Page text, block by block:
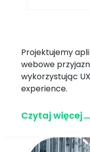
Projektujemy
webowe
wykorzystując
experience.
Czytaj więcej